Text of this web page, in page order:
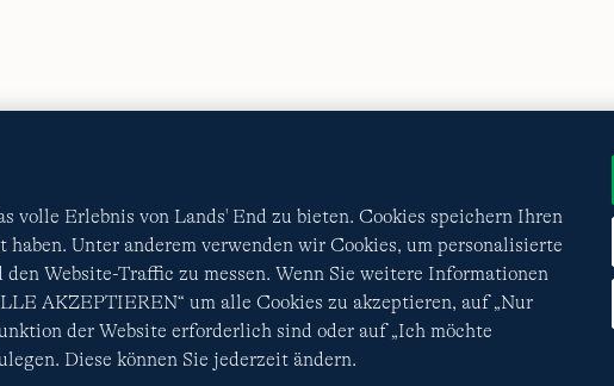
Datenschutzerklärung
volle Erlebnis von Lands' End zu bieten. Cookies speichern Ihren
Unter anderem verwenden wir Cookies, um personalisierte
Website-Traffic zu messen. Wenn Sie weitere Informationen
AKZEPTIEREN“ um alle Cookies zu akzeptieren, auf „Nur
der Website erforderlich sind oder auf „Ich möchte
Diese können Sie jederzeit ändern.